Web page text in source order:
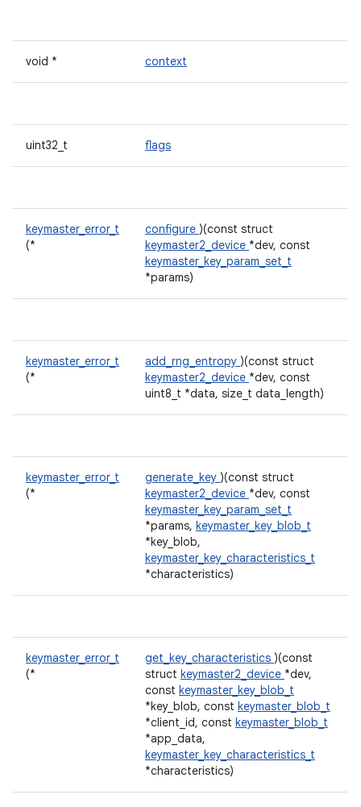
void * context
uint32_t flags
keymaster_error_t
(*
configure )(const struct
keymaster2_device *dev, const
keymaster_key_param_set_t
*params)
keymaster_error_t
(*
add_rng_entropy )(const struct
keymaster2_device *dev, const
uint8_t *data, size_t data_length)
keymaster_error_t
(*
generate_key )(const struct
keymaster2_device *dev, const
keymaster_key_param_set_t
*params, keymaster_key_blob_t
*key_blob,
keymaster_key_characteristics_t
*characteristics)
keymaster_error_t
(*
get_key_characteristics )(const
struct keymaster2_device *dev,
const keymaster_key_blob_t
*key_blob, const keymaster_blob_t
*client_id, const keymaster_blob_t
*app_data,
keymaster_key_characteristics_t
*characteristics)